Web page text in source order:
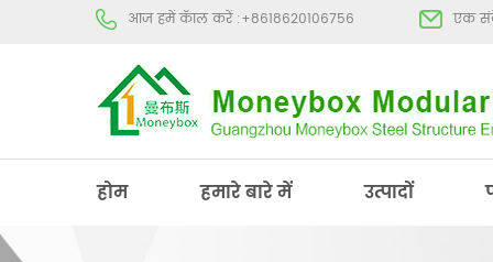
आज हमें कॅाल करें :+8618620106756 एक
होम हमारे बारे में उत्पादों